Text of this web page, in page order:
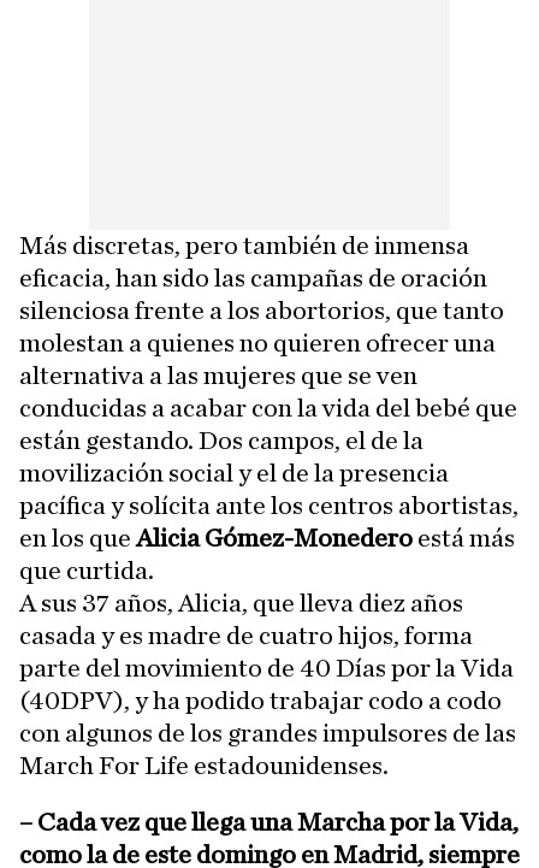
Más discretas, pero también de inmensa
eficacia, han sido las campañas de oración
silenciosa frente a los abortorios, que tanto
molestan a quienes no quieren ofrecer una
alternativa a las mujeres que se ven
conducidas a acabar con la vida del bebé que
están gestando. Dos campos, el de la
movilización social y el de la presencia
pacífica y solícita ante los centros abortistas,
en los queAlicia Gómez-Monedero está más
que curtida.
A sus 37 años, Alicia, que lleva diez años
casada y es madre de cuatro hijos, forma
parte del movimiento de 40 Días por la Vida
(40DPV), y ha podido trabajar codo a codo
con algunos de los grandes impulsores de las
March For Life estadounidenses.
– Cada vez que llega una Marcha por la Vida,
como la de este domingo en Madrid, siempre